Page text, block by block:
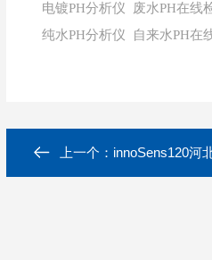
电镀PH分析仪
废水PH在线
纯水PH分析仪 自来水PH在
上一个： innoSens120河北